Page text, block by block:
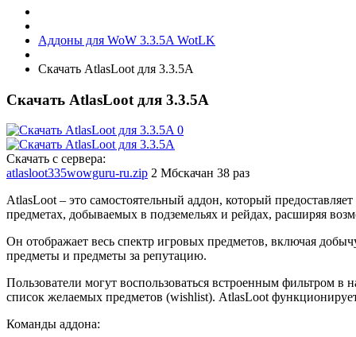
Аддоны для WoW 3.3.5A WotLK
Скачать AtlasLoot для 3.3.5A
Скачать AtlasLoot для 3.3.5A
Скачать с сервера:
atlasloot335wowguru-ru.zip 2 Мбскачан 38 раз
AtlasLoot – это самостоятельный аддон, который
предметах, добываемых в подземельях и рейдах, расширяя
Он отображает весь спектр игровых предметов, включая
предметы и предметы за репутацию.
Пользователи могут воспользоваться встроенным фильтром в
список желаемых предметов (wishlist). AtlasLoot
Команды аддона: